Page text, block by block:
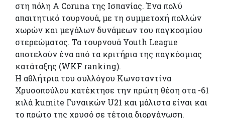
στη πόλη A Coruna της Ισπανίας. Ένα πολύ
απαιτητικό τουρνουά, με τη συμμετοχή πολλών
χωρών και μεγάλων δυνάμεων του παγκοσμίου
στερεώματος. Τα τουρνουά Youth League
αποτελούν ένα από τα κριτήρια της παγκόσμιας
κατάταξης (WKF ranking).
Η αθλήτρια του συλλόγου Κωνσταντίνα
Χρυσοπούλου κατέκτησε την πρώτη θέση στα -61
κιλά kumite Γυναικών U21 και μάλιστα είναι και
το πρώτο της χρυσό σε τέτοια διοργάνωση.